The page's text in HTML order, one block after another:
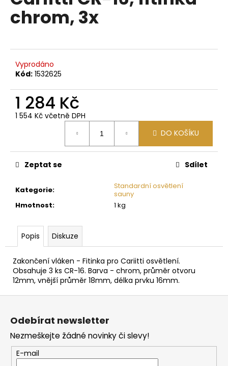
z
chrom, 3x
Vyprodáno
Kód: 1532625
1 284 Kč
1 554 Kč včetně DPH
DO KOŠÍKU
Kategorie:
Standardní osvětlení
sauny
Hmotnost: 1 kg
Zeptat se Sdílet
Popis Diskuze
Zakončení vláken - Fitinka pro Cariitti osvětlení.
Obsahuje 3 ks CR-16. Barva - chrom, průměr otvoru
12mm, vnější průměr 18mm, délka prvku 16mm.
a
j
t
?
D
p
o
e
m
e
SAUNOVÁ
KAMNA
NA
DŘEVO
HARVIA
M3
Z
Odebírat newsletter
Nezmeškejte žádné novinky či slevy!
E-mail